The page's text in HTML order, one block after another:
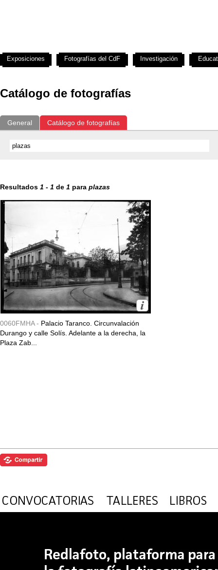
Catálogo de fotografías
General Catálogo de fotografías
Resultados 1 - 1 de 1 para plazas
0060FMHA - Palacio Taranco. Circunvalación
Durango y calle Solís. Adelante a la derecha, la
Plaza Zab...
Exposiciones Fotografías del CdF Investigación